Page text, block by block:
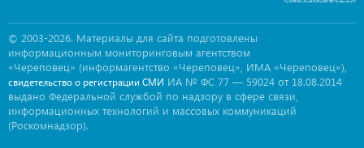
© 2003-2026. Материалы для сайта подготовлены
информационным мониторинговым агентством
«Череповец» (информагентство «Череповец», ИМА «Череповец»),
свидетельство о регистрации СМИ ИА № ФС 77 — 59024 от 18.08.2014
выдано Федеральной службой по надзору в сфере связи,
информационных технологий и массовых коммуникаций
(Роскомнадзор).